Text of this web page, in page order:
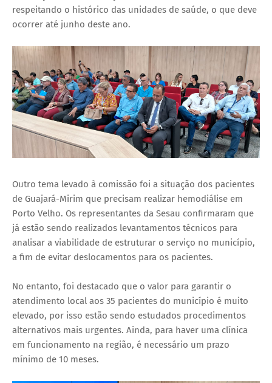
respeitando o histórico das unidades de saúde, o que deve
ocorrer até junho deste ano.
Outro tema levado à comissão foi a situação dos pacientes
de Guajará-Mirim que precisam realizar hemodiálise em
Porto Velho. Os representantes da Sesau confirmaram que
já estão sendo realizados levantamentos técnicos para
analisar a viabilidade de estruturar o serviço no município,
a fim de evitar deslocamentos para os pacientes.
No entanto, foi destacado que o valor para garantir o
atendimento local aos 35 pacientes do município é muito
elevado, por isso estão sendo estudados procedimentos
alternativos mais urgentes. Ainda, para haver uma clínica
em funcionamento na região, é necessário um prazo
mínimo de 10 meses.